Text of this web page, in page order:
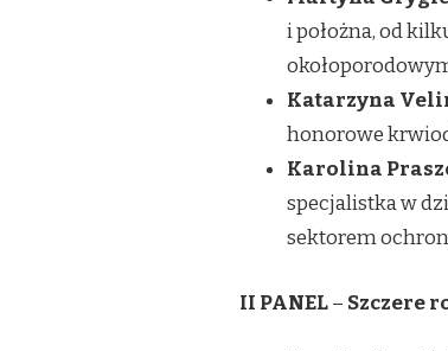
i położna, od
Katarzyna
honorowe
Karolina
specjalistka w
sektorem
II PANEL– Szczere